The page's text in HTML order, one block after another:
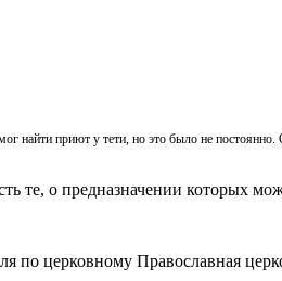
найти приют у тети, но это было не
те, о предназначении которых
по церковному Православная